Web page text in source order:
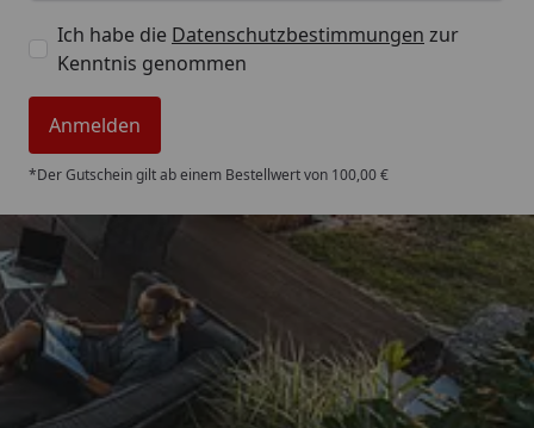
Ich habe die Datenschutzbestimmungen zur
Kenntnis genommen
Anmelden
*Der Gutschein gilt ab einem Bestellwert von 100,00 €
Trusted Shops
4,85/ 5